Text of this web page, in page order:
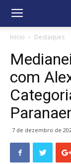
Início Destaques
com
7 de dezembro de